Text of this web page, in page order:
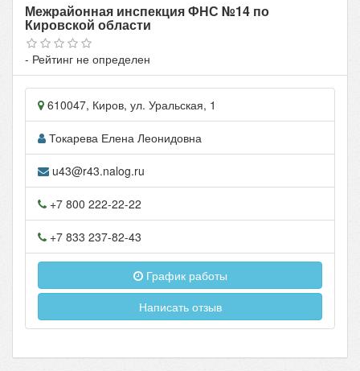
Межрайонная инспекция ФНС №14 по
Кировской области
- Рейтинг не определен
610047, Киров, ул. Уральская, 1
Токарева Елена Леонидовна
u43@r43.nalog.ru
+7 800 222-22-22
+7 833 237-82-43
График работы
Написать отзыв